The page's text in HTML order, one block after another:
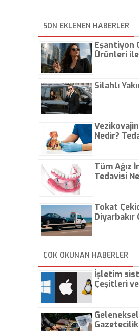
SON EKLENEN HABERLER
Eşantiyon
Ürünleri ile
Silahlı
Nedir?
Tüm Ağız
Tedavisi
Tokat
Diyarbakır
ÇOK OKUNAN HABERLER
İşletim
Çeşitleri
Geleneksel